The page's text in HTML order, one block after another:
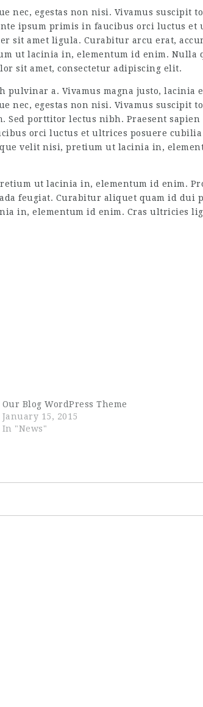
nec, egestas non nisi. Vivamus suscipit
ipsum primis in faucibus orci luctus et
sit amet ligula. Curabitur arcu erat,
ut lacinia in, elementum id enim. Nulla
sit amet, consectetur adipiscing elit.
a. Vivamus magna justo, lacinia
nec, egestas non nisi. Vivamus
porttitor lectus nibh. Praesent sapien
orci luctus et ultrices posuere cubilia
velit nisi, pretium ut lacinia in,
ut lacinia in, elementum id enim.
feugiat. Curabitur aliquet quam id dui
in, elementum id enim. Cras ultricies
Our Blog WordPress Theme
January 15, 2015
In "News"